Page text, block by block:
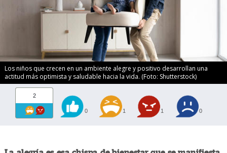
Los niños que crecen en un ambiente alegre y positivo desarrollan una
actitud más optimista y saludable hacia la vida. (Foto: Shutterstock)
2
0 1 1 0